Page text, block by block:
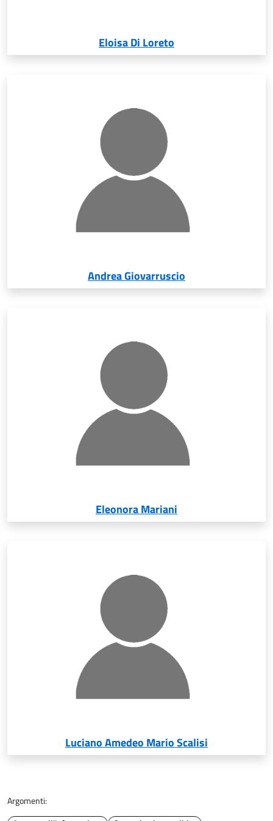
Eloisa Di Loreto
Andrea Giovarruscio
Eleonora Mariani
Luciano Amedeo Mario Scalisi
Argomenti: